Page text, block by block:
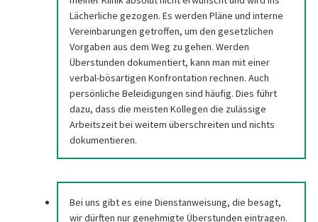
Lächerliche gezogen. Es werden Pläne und interne
Vereinbarungen getroffen, um den gesetzlichen
Vorgaben aus dem Weg zu gehen. Werden
Überstunden dokumentiert, kann man mit einer
verbal-bösartigen Konfrontation rechnen. Auch
persönliche Beleidigungen sind häufig. Dies führt
dazu, dass die meisten Kollegen die zulässige
Arbeitszeit bei weitem überschreiten und nichts
dokumentieren.
Bei uns gibt es eine Dienstanweisung, die besagt,
wir dürften nur genehmigte Überstunden eintragen.